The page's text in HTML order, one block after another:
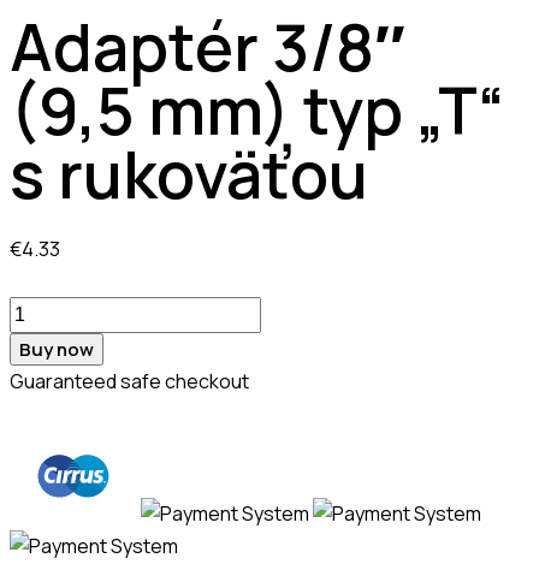
Adaptér 3/8″
(9,5 mm) typ „T“
s rukoväťou
€4.33
množstvo
Adaptér
3/8″
s
Buy now
Guaranteed safe checkout